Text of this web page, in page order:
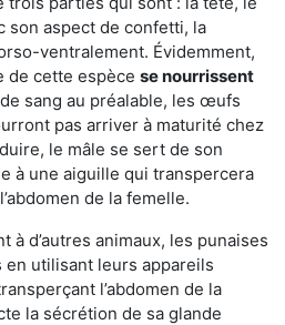
son aspect de confetti, la
ventralement. Évidemment,
de cette espèce se nourrissent
sang au préalable, les œufs
pas arriver à maturité chez
le mâle se sert de son
à une aiguille qui transpercera
de la femelle.
à d’autres animaux, les punaises
en utilisant leurs appareils
l’abdomen de la
la sécrétion de sa glande